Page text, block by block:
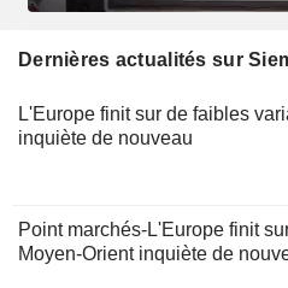
Dernières actualités sur
L'Europe finit sur de faibles
inquiète de nouveau
Point marchés-L'Europe finit
Moyen-Orient inquiète de